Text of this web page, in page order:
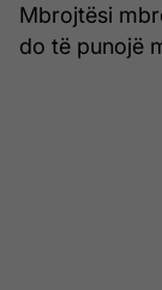
Mbrojtësi
do të punojë